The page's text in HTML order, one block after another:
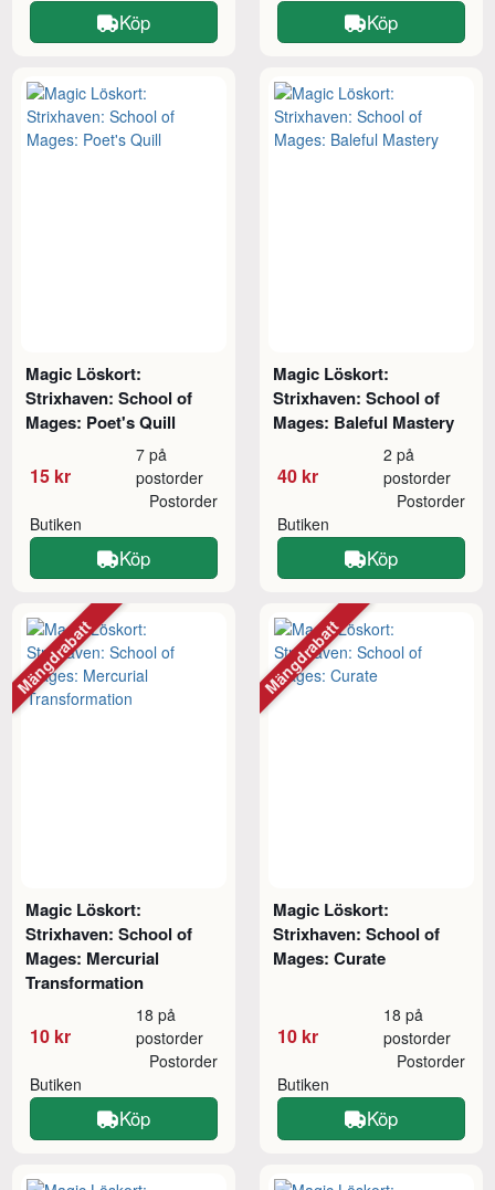
Köp Köp
Magic Löskort:
Strixhaven: School of
Mages: Poet's Quill
15 kr
7 på
postorder
Butiken
Postorder
Köp
Magic Löskort:
Strixhaven: School of
Mages: Baleful Mastery
40 kr
2 på
postorder
Butiken
Postorder
Köp
Magic Löskort:
Strixhaven: School of
Mages: Mercurial
Transformation
10 kr
18 på
postorder
Butiken
Postorder
Köp
Mängdrabatt
Magic Löskort:
Strixhaven: School of
Mages: Curate
10 kr
18 på
postorder
Butiken
Postorder
Köp
Mängdrabatt